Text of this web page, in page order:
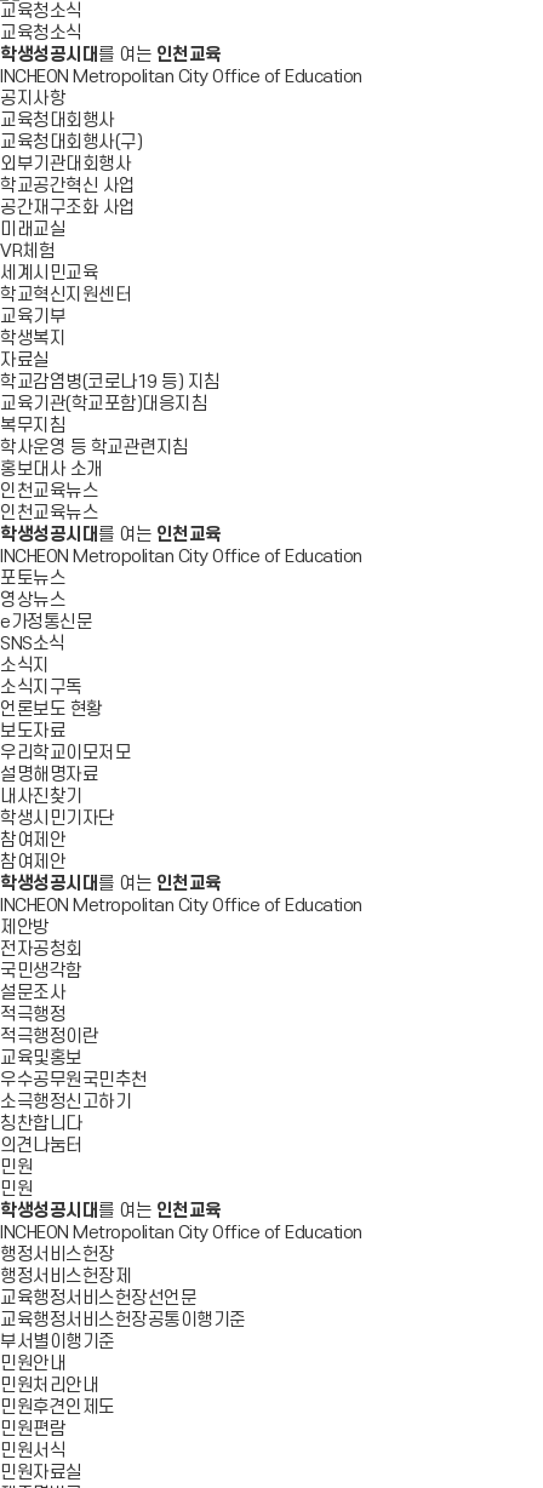
교육청소식
교육청소식
학생성공시대 를 여는 인천교육
INCHEON Metropolitan City Office of Education
공지사항
교육청대회행사
교육청대회행사(구)
외부기관대회행사
학교공간혁신 사업
공간재구조화 사업
미래교실
VR체험
세계시민교육
학교혁신지원센터
교육기부
학생복지
자료실
학교감염병(코로나19 등) 지침
교육기관(학교포함)대응지침
복무지침
학사운영 등 학교관련지침
홍보대사 소개
인천교육뉴스
인천교육뉴스
학생성공시대 를 여는 인천교육
INCHEON Metropolitan City Office of Education
포토뉴스
영상뉴스
e가정통신문
SNS소식
소식지
소식지구독
언론보도 현황
보도자료
우리학교이모저모
설명해명자료
내사진찾기
학생시민기자단
참여제안
참여제안
학생성공시대 를 여는 인천교육
INCHEON Metropolitan City Office of Education
제안방
전자공청회
국민생각함
설문조사
적극행정
적극행정이란
교육및홍보
우수공무원국민추천
소극행정신고하기
칭찬합니다
의견나눔터
민원
민원
학생성공시대 를 여는 인천교육
INCHEON Metropolitan City Office of Education
행정서비스헌장
행정서비스헌장제
교육행정서비스헌장선언문
교육행정서비스헌장공통이행기준
부서별이행기준
민원안내
민원처리안내
민원후견인제도
민원편람
민원서식
민원자료실